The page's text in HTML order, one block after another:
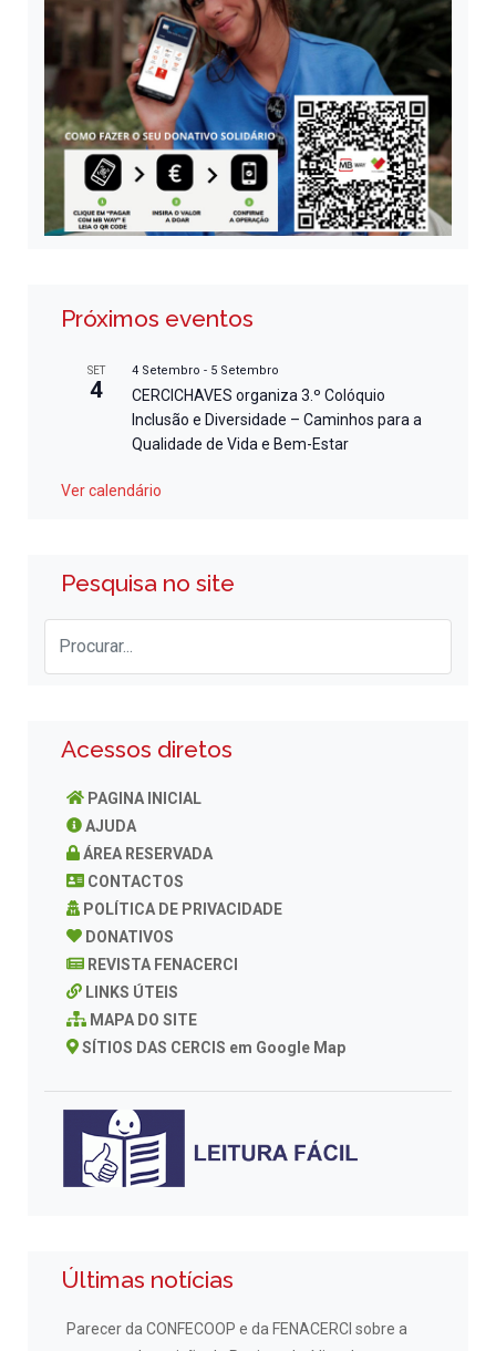
Próximos eventos
SET
4
4 Setembro - 5 Setembro
CERCICHAVES organiza 3.º Colóquio
Inclusão e Diversidade – Caminhos para a
Qualidade de Vida e Bem-Estar
Ver calendário
Pesquisa no site
Acessos diretos
PAGINA INICIAL
AJUDA
ÁREA RESERVADA
CONTACTOS
POLÍTICA DE PRIVACIDADE
DONATIVOS
REVISTA FENACERCI
LINKS ÚTEIS
MAPA DO SITE
SÍTIOS DAS CERCIS em Google Map
Últimas notícias
Parecer da CONFECOOP e da FENACERCI sobre a